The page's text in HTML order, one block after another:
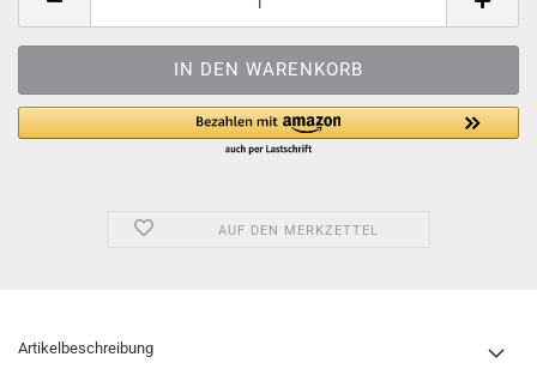
AUF DEN MERKZETTEL
Artikelbeschreibung